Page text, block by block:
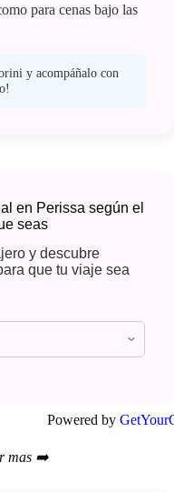
para cenas bajo las
y acompáñalo con
en Perissa según el
seas
y descubre
que tu viaje sea
Powered by
mas ➡️